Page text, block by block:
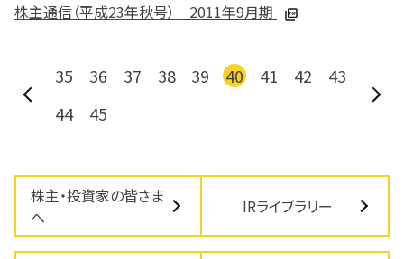
株主通信（平成23年秋号） 2011年9月期
35 36 37 38 39 40 41 42
43
44
45
株主・投資家の皆さま
へ
IRライブラリー